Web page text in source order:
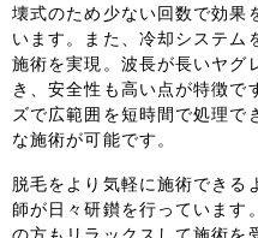
壊式のため少ない回数で効果
います。また、冷却システム
施術を実現。波長が長いヤグ
き、安全性も高い点が特徴で
ズで広範囲を短時間で処理で
な施術が可能です。
脱毛をより気軽に施術できる
師が日々研鑚を行っています
鳥取県 島根県
山口県 徳島県
高知県
九州・沖縄